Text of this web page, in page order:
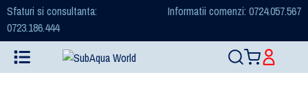
Sfaturi si consultanta:
0723.186.444
Informatii comenzi: 0724.057.567